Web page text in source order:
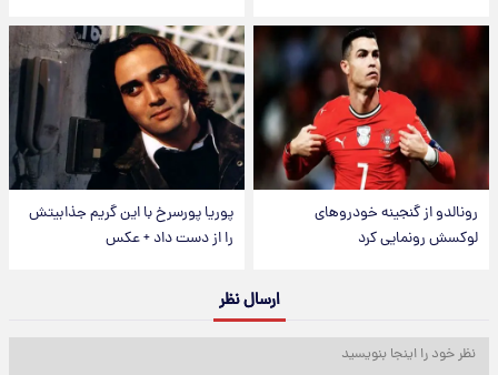
رونالدو از گنجینه خودروهای
لوکسش رونمایی کرد
پوریا پورسرخ با این گریم جذابیتش
را از دست داد + عکس
ارسال نظر